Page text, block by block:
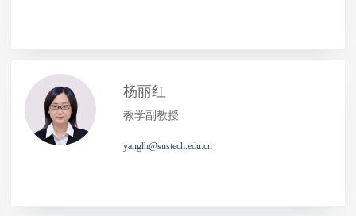
杨丽红
教学副教授
yanglh@sustech.edu.cn